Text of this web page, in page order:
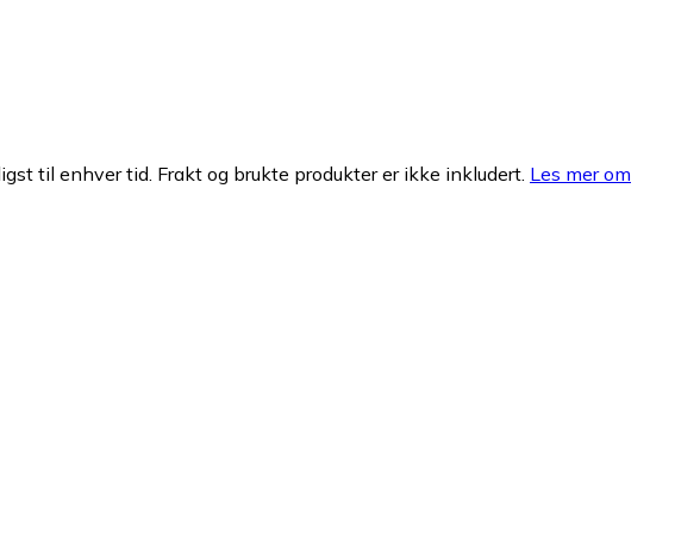
til enhver tid. Frakt og brukte produkter er ikke inkludert. Les mer om